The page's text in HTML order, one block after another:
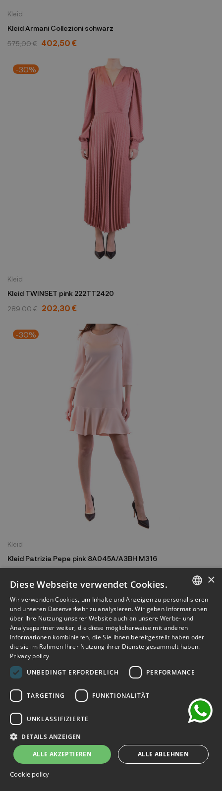
Kleid
Kleid Armani Collezioni schwarz
575,00 € 402,50 €
-30%
Kleid
Kleid TWINSET pink 222TT2420
289,00 € 202,30 €
-30%
Kleid
Kleid Patrizia Pepe pink 8A045A/A3BH M316
-30%
ITALIAN
ENGLISH
FRENCH
SPANISH
×
Diese Webseite verwendet Cookies.
Wir verwenden Cookies, um Inhalte und Anzeigen zu personalisieren
und unseren Datenverkehr zu analysieren. Wir geben Informationen
über Ihre Nutzung unserer Website auch an unsere Werbe- und
Analysepartner weiter, die diese möglicherweise mit anderen
Informationen kombinieren, die Sie ihnen bereitgestellt haben oder
die sie im Rahmen Ihrer Nutzung ihrer Dienste gesammelt haben.
Privacy policy
UNBEDINGT ERFORDERLICH
PERFORMANCE
TARGETING FUNKTIONALITÄT
UNKLASSIFIZIERTE
DETAILS ANZEIGEN
ALLE AKZEPTIEREN ALLE ABLEHNEN
Cookie policy